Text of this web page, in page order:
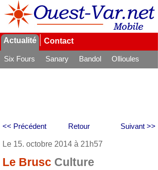
Actualité Contact
Six Fours Sanary Bandol
Ollioules
Retour
<< Précédent Suivant >>
Le 15. octobre 2014 à 21h57
Le Brusc Culture